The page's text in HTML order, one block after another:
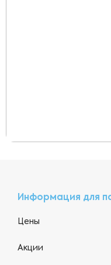
Информация для
Цены
Акции